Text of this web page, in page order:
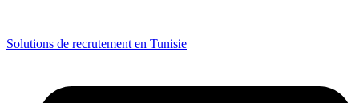
Solutions de recrutement en Tunisie